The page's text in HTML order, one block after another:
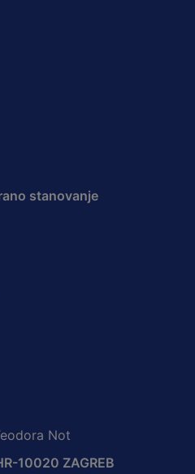
stanovanje
Not
10020 ZAGREB